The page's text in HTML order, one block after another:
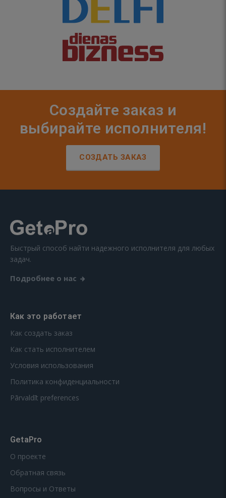
Создайте заказ и
выбирайте исполнителя!
СОЗДАТЬ ЗАКАЗ
Быстрый способ найти надежного исполнителя для любых
задач.
Подробнее о нас
Как это работает
Как создать заказ
Как стать исполнителем
Условия использования
Политика конфиденциальности
Pārvaldīt preferences
GetaPro
О проекте
Обратная связь
Вопросы и Ответы